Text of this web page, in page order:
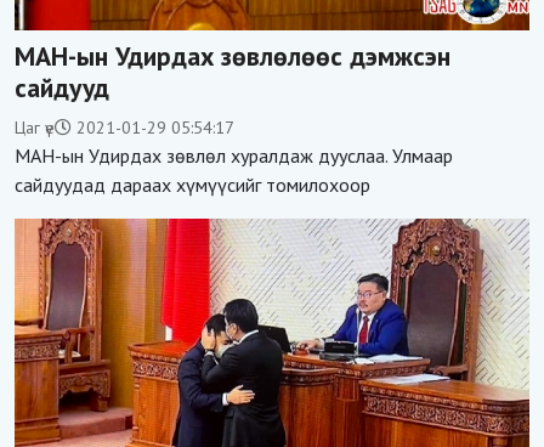
МАН-ын Удирдах зөвлөлөөс дэмжсэн
сайдууд
Цаг үе 2021-01-29 05:54:17
МАН-ын Удирдах зөвлөл хуралдаж дууслаа. Улмаар
сайдуудад дараах хүмүүсийг томилохоор